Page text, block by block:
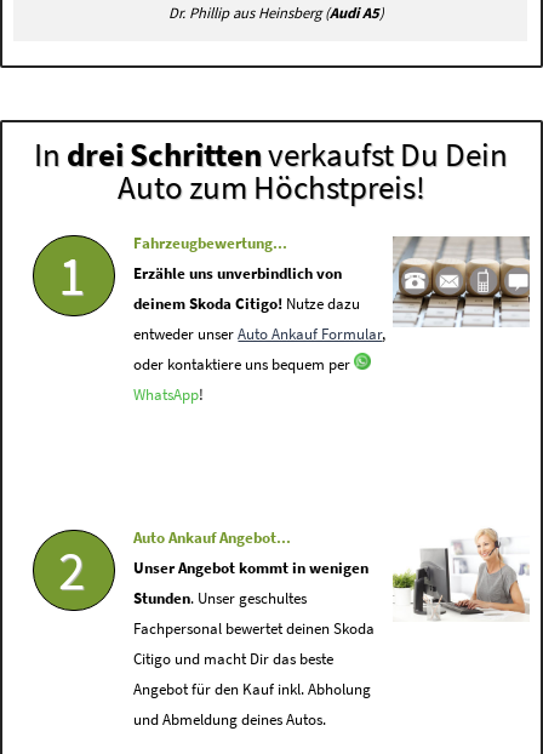
Dr. Phillip aus Heinsberg (Audi A5)
In drei Schrittenverkaufst Du Dein
Auto zum Höchstpreis!
1
Fahrzeugbewertung...
Erzähle uns unverbindlich von
deinem Skoda Citigo! Nutze dazu
entweder unserAuto Ankauf Formular,
oder kontaktiere uns bequem per
WhatsApp!
2
Auto Ankauf Angebot...
Unser Angebot kommt in wenigen
Stunden. Unser geschultes
Fachpersonal bewertet deinen Skoda
Citigo und macht Dir das beste
Angebot für den Kauf inkl. Abholung
und Abmeldung deines Autos.